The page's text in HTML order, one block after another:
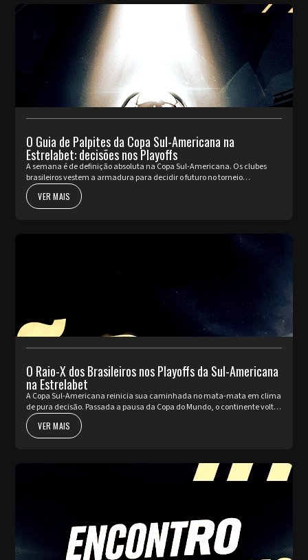
O Guia de Palpites da Copa Sul-Americana na
Estrelabet: decisões nos Playoffs
A semana é de definição absoluta na Copa Sul-Americana. Os clubes
brasileiros vestem a armadura para decidir o futuro no torneio
internacional diante da sua torcida, valendo a cobiçada vaga nas oi...
VER MAIS
O Raio-X dos Brasileiros nos Playoffs da Sul-Americana
na Estrelabet
A Copa Sul-Americana reinicia sua caminhada no mata-mata em clima
de pura decisão. Passada a pausa da Copa do Mundo, o continente volta
a pulsar com as partidas de ida da fase de Playoffs. Quatro rep...
VER MAIS